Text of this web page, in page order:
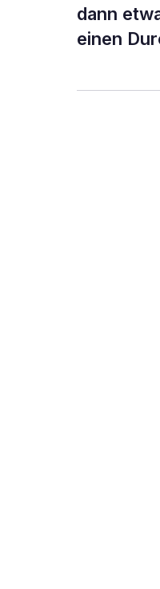
dann
einen